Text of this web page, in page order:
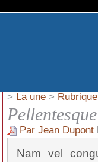
> La une >
Par Jean Dupont
Nam vel